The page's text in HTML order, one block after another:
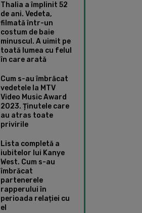
Thalia a împlinit 52
de ani. Vedeta,
filmată într-un
costum de baie
minuscul. A uimit pe
toată lumea cu felul
în care arată
Cum s-au îmbrăcat
vedetele la MTV
Video Music Award
2023. Ținutele care
au atras toate
privirile
Lista completă a
iubitelor lui Kanye
West. Cum s-au
îmbrăcat
partenerele
rapperului în
perioada relației cu
el